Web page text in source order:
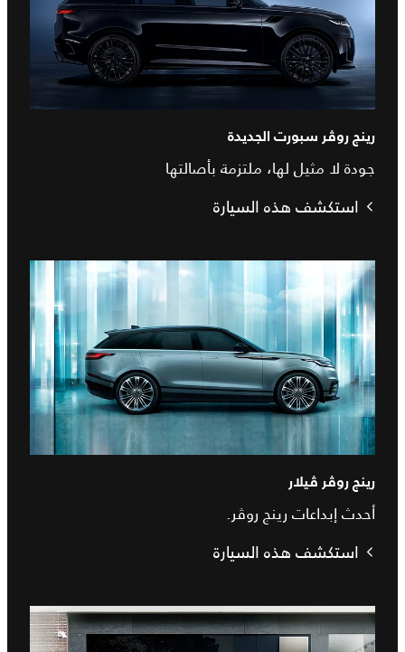
رينج روڤر سبورت الجديدة​
جودة لا مثيل لها، ملتزمة بأصالتها
استكشف هذه السيارة
رينج روڤر ڤيلار
أحدث إبداعات رينج روڤر.
استكشف هذه السيارة